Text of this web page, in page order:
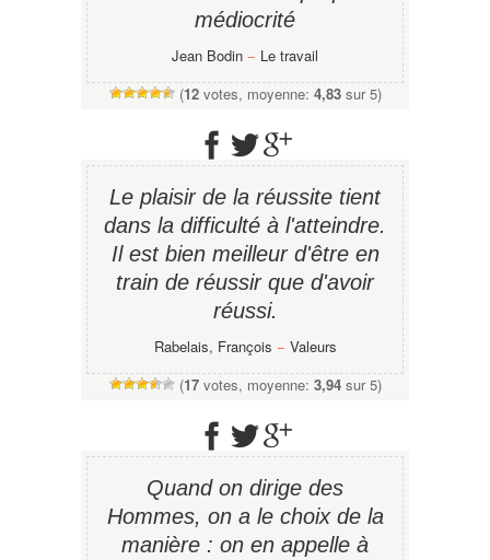
médiocrité
Jean Bodin − Le travail
(12votes, moyenne: 4,83sur 5)
Le plaisir de la réussite tient
dans la difficulté à l'atteindre.
Il est bien meilleur d'être en
train de réussir que d'avoir
réussi.
Rabelais, François − Valeurs
(17votes, moyenne: 3,94sur 5)
Quand on dirige des
Hommes, on a le choix de la
manière : on en appelle à